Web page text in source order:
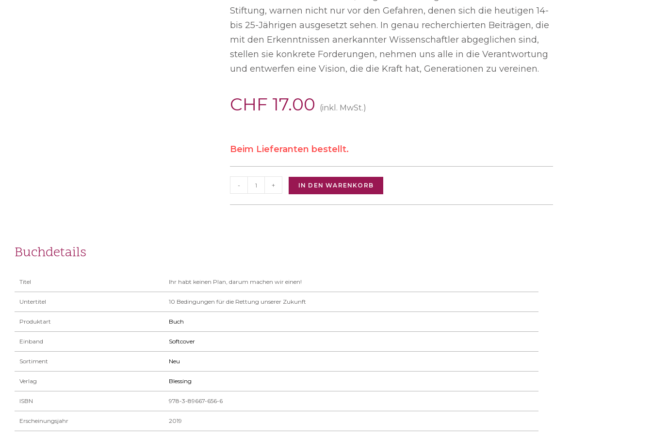
Stiftung, warnen nicht nur vor den Gefahren, denen sich die heutigen 14-
bis 25-Jährigen ausgesetzt sehen. In genau recherchierten Beiträgen, die
mit den Erkenntnissen anerkannter Wissenschaftler abgeglichen sind,
stellen sie konkrete Forderungen, nehmen uns alle in die Verantwortung
und entwerfen eine Vision, die die Kraft hat, Generationen zu vereinen.
CHF 17.00 (inkl. MwSt.)
Beim Lieferanten bestellt.
- + IN DEN WARENKORB
Buchdetails
Titel Ihr habt keinen Plan, darum machen wir einen!
Untertitel 10 Bedingungen für die Rettung unserer Zukunft
Produktart Buch
Einband Softcover
Sortiment Neu
Verlag Blessing
ISBN 978-3-89667-656-6
Erscheinungsjahr 2019